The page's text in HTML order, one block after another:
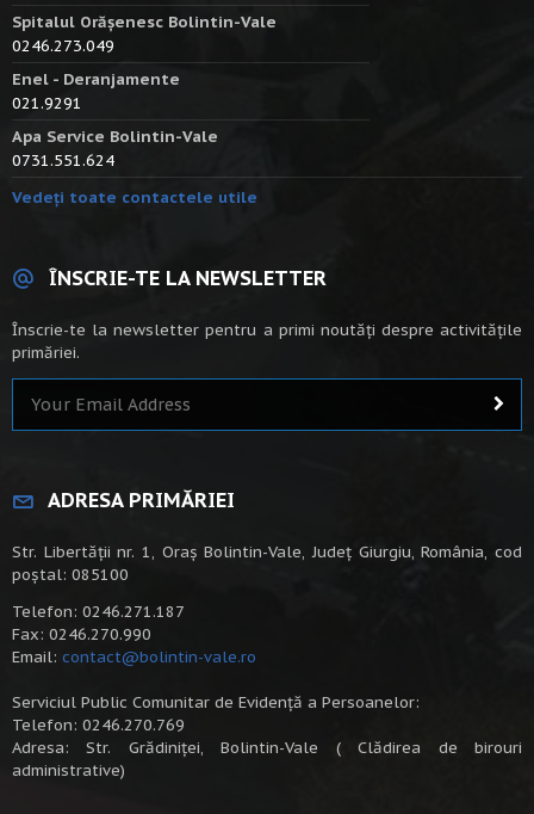
Spitalul Orășenesc Bolintin-Vale
0246.273.049
Enel - Deranjamente
021.9291
Apa Service Bolintin-Vale
0731.551.624
Vedeți toate contactele utile
ÎNSCRIE-TE LA NEWSLETTER
Înscrie-te la newsletter pentru a primi noutăți despre activitățile
primăriei.
ADRESA PRIMĂRIEI
Str. Libertății nr. 1, Oraș Bolintin-Vale, Județ Giurgiu, România, cod
poștal: 085100
Telefon: 0246.271.187
Fax: 0246.270.990
Email: contact@bolintin-vale.ro
Serviciul Public Comunitar de Evidență a Persoanelor:
Telefon: 0246.270.769
Adresa: Str. Grădiniței, Bolintin-Vale ( Clădirea de birouri
administrative)